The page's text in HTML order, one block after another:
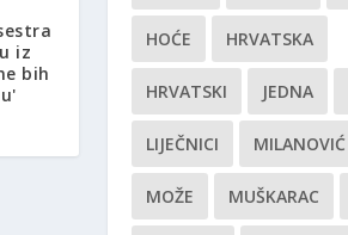
iz
bih
HOĆE HRVATSKA
HRVATSKI JEDNA
LIJEČNICI MILANOVIĆ
MOŽE MUŠKARAC